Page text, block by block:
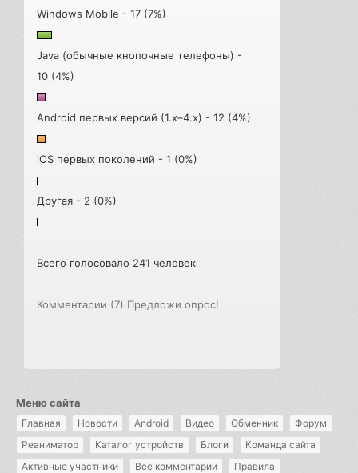
Windows Mobile - 17 (7%)
Java (обычные кнопочные телефоны) -
10 (4%)
Android первых версий (1.x–4.x) - 12 (4%)
iOS первых поколений - 1 (0%)
Другая - 2 (0%)
Всего голосовало 241 человек
Комментарии (7) Предложи опрос!
Меню сайта
Главная Новости Android Видео Обменник
Форум
Реаниматор
Каталог устройств Блоги
Команда сайта
Активные участники
Все комментарии Правила